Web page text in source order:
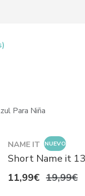
Para Niña
NAME IT NUEVO
Short Name it
11,99€ 19,99€